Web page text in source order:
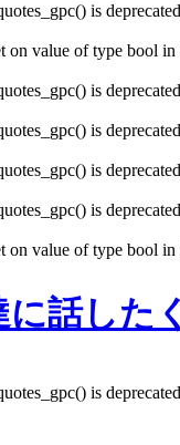
is
on value of type bool in
is
is
is
is
on value of type bool in
に話した
is